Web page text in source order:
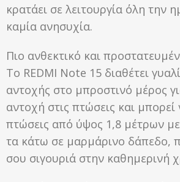
κρατάει σε λειτουργία όλη την
καμία ανησυχία.
Πιο ανθεκτικό και
Το REDMI Note 15 διαθέτει
αντοχής στο μπροστινό μέρος
αντοχή στις πτώσεις και μπορεί
πτώσεις από ύψος 1,8 μέτρων
τα κάτω σε μαρμάρινο δάπεδο,
σου σιγουριά στην καθημερινή